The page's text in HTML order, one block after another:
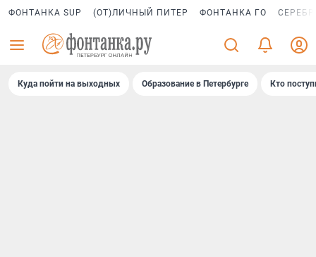
ФОНТАНКА SUP (ОТ)ЛИЧНЫЙ ПИТЕР ФОНТАНКА ГО
Куда пойти на выходных Образование в Петербурге Кто